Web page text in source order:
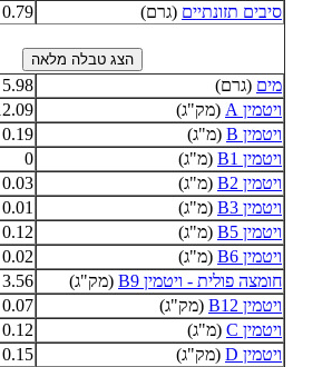
סיבים תזונתיים (גרם) 0.79
מים (גרם) 5.98
ויטמין A
(מק"ג)
ויטמין B
(מ"ג) 0.19
ויטמין B1
(מ"ג) 0
ויטמין B2
(מ"ג) 0.03
ויטמין B3
(מ"ג) 0.01
ויטמין B5
(מ"ג) 0.12
ויטמין B6
(מ"ג) 0.02
חומצה פולית - ויטמין B9
(מק"ג) 3.56
ויטמין B12
(מק"ג) 0.07
ויטמין C
(מ"ג) 0.12
ויטמין D
(מק"ג) 0.15